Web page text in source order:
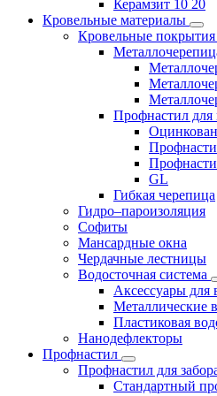
Керамзит 10 20
Кровельные материалы
Кровельные покрытия
Профнастил для
GL
Гибкая черепица
Гидро–пароизоляция
Софиты
Мансардные окна
Чердачные лестницы
Водосточная система
Аксессуары для
Металлические
Пластиковая
Нанодефлекторы
Профнастил
Профнастил для
Стандартный